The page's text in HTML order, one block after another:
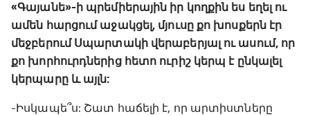
«Գայանե»-ի պրեմիերային իր կողքին ես եղել ու
ամեն հարցում աջակցել, մյուսը քո խոսքերն էր
մեջբերում Սպարտակի վերաբերյալ ու ասում, որ
քո խորհուրդներից հետո ուրիշ կերպ է ընկալել
կերպարը և այլն:
-Իսկապե՞ս: Շատ հաճելի է, որ արտիստները